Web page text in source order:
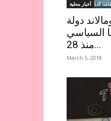
أخبار محلية
دولة
السياسي
منذ 28...
March 5, 2018